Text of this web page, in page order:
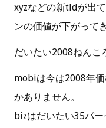
xyzなどの新tldが出
ンの価値が下がって
だいたい2008ねんこ
mobiは今は2008年
かありません。
bizはだいたい35パー